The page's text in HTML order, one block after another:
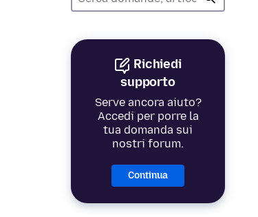
Richiedi
supporto
Serve ancora aiuto?
Accedi per porre la
tua domanda sui
nostri forum.
Continua